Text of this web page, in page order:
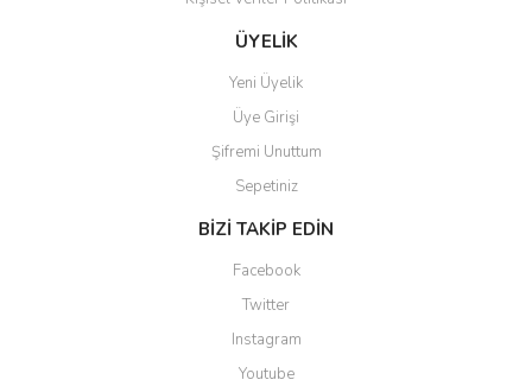
Gönder
ÜYELİK
Yeni Üyelik
Üye Girişi
Şifremi Unuttum
Sepetiniz
BİZİ TAKİP EDİN
Facebook
Twitter
Instagram
Youtube